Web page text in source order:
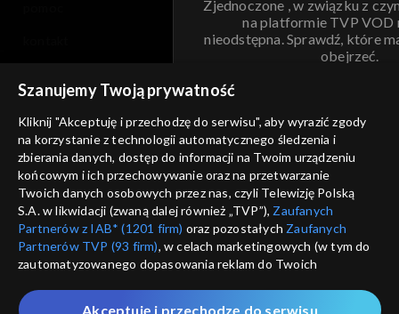
Zjednoczone , w związku z
na platformie TVP VOD
nieodstępna. Sprawdź, które
obejrzeć.
ANULUJ
informacje o dostawcy usług
Szanujemy Twoją prywatność
Kliknij "Akceptuję i przechodzę do serwisu", aby wyrazić zgody
na korzystanie z technologii automatycznego śledzenia i
zbierania danych, dostęp do informacji na Twoim urządzeniu
końcowym i ich przechowywanie oraz na przetwarzanie
Twoich danych osobowych przez nas, czyli Telewizję Polską
S.A. w likwidacji (zwaną dalej również „TVP”), Zaufanych
Partnerów z IAB* (1201 firm) oraz pozostałych Zaufanych
Partnerów TVP (93 firm), w celach marketingowych (w tym do
zautomatyzowanego dopasowania reklam do Twoich
które wskazujemy poniżej, a także zgody na udostępnianie
Akceptuję i przechodzę do serwisu